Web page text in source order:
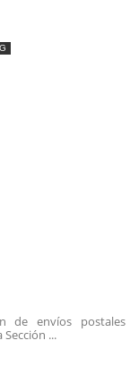
de envíos postales
...